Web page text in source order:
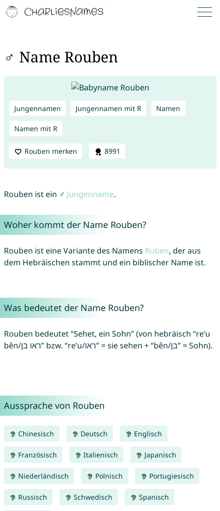
♂ Name Rouben
Jungennamen Jungennamen mit R Namen
Namen mit R
Rouben merken 8991
Rouben ist ein ♂ Jungenname.
Woher kommt der Name Rouben?
Rouben ist eine Variante des Namens Ruben, der aus
dem Hebräischen stammt und ein biblischer Name ist.
Was bedeutet der Name Rouben?
Rouben bedeutet “Sehet, ein Sohn” (von hebräisch “re’u
bên/ראו בן” bzw. “re’u/ראו” = sie sehen + “bên/בן” = Sohn).
Aussprache von Rouben
Chinesisch Deutsch Englisch
Französisch Italienisch Japanisch
Niederländisch Polnisch Portugiesisch
Russisch Schwedisch Spanisch